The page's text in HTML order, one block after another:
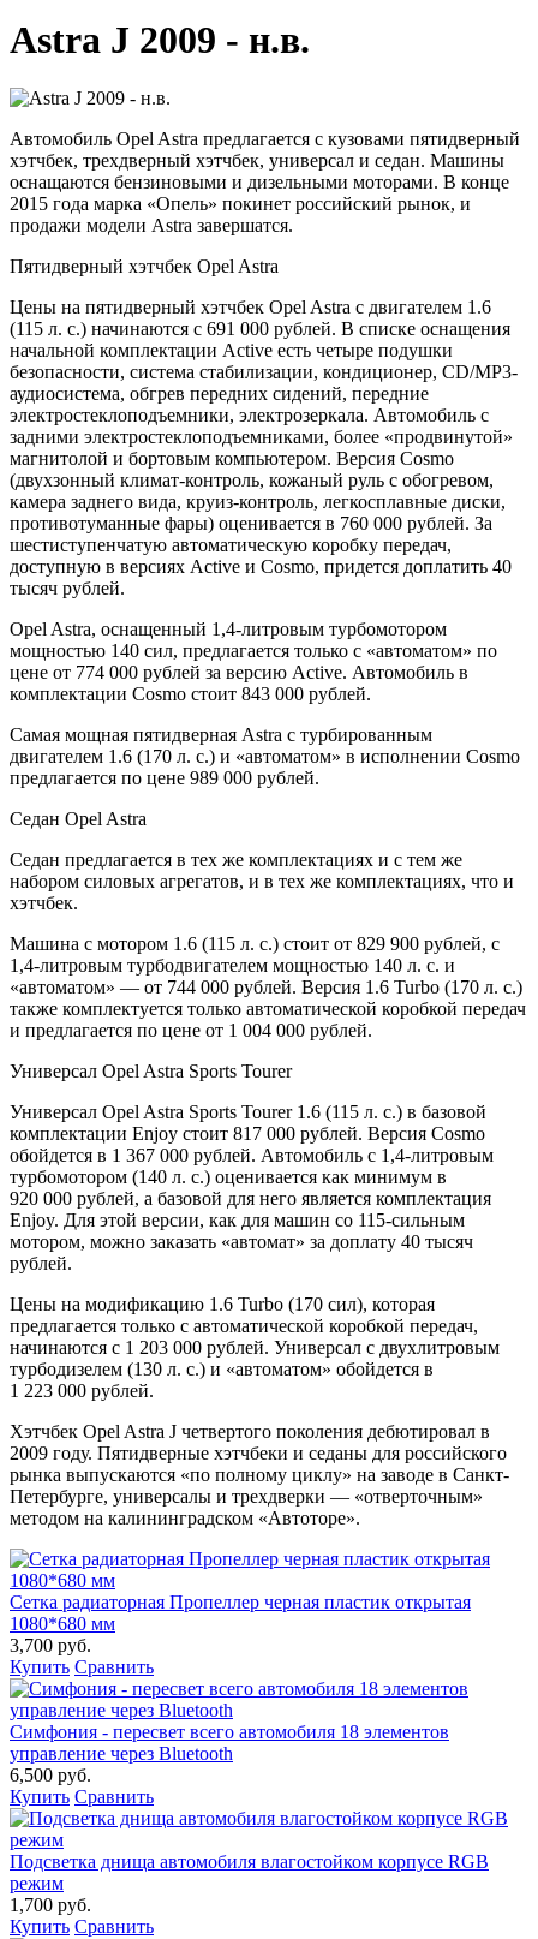
Astra J 2009 - н.в.
Автомобиль Opel Astra предлагается с кузовами пятидверный
хэтчбек, трехдверный хэтчбек, универсал и седан. Машины
оснащаются бензиновыми и дизельными моторами. В конце
2015 года марка «Опель» покинет российский рынок, и
продажи модели Astra завершатся.
Пятидверный хэтчбек Opel Astra
Цены на пятидверный хэтчбек Opel Astra с двигателем 1.6
(115 л. с.) начинаются с 691 000 рублей. В списке оснащения
начальной комплектации Active есть четыре подушки
безопасности, система стабилизации, кондиционер, CD/MP3-
аудиосистема, обгрев передних сидений, передние
электростеклоподъемники, электрозеркала. Автомобиль с
задними электростеклоподъемниками, более «продвинутой»
магнитолой и бортовым компьютером. Версия Cosmo
(двухзонный климат-контроль, кожаный руль с обогревом,
камера заднего вида, круиз-контроль, легкосплавные диски,
противотуманные фары) оценивается в 760 000 рублей. За
шестиступенчатую автоматическую коробку передач,
доступную в версиях Active и Cosmo, придется доплатить 40
тысяч рублей.
Opel Astra, оснащенный 1,4-литровым турбомотором
мощностью 140 сил, предлагается только с «автоматом» по
цене от 774 000 рублей за версию Active. Автомобиль в
комплектации Cosmo стоит 843 000 рублей.
Самая мощная пятидверная Astra с турбированным
двигателем 1.6 (170 л. с.) и «автоматом» в исполнении Cosmo
предлагается по цене 989 000 рублей.
Седан Opel Astra
Седан предлагается в тех же комплектациях и с тем же
набором силовых агрегатов, и в тех же комплектациях, что и
хэтчбек.
Машина с мотором 1.6 (115 л. с.) стоит от 829 900 рублей, с
1,4-литровым турбодвигателем мощностью 140 л. с. и
«автоматом» — от 744 000 рублей. Версия 1.6 Turbo (170 л. с.)
также комплектуется только автоматической коробкой передач
и предлагается по цене от 1 004 000 рублей.
Универсал Opel Astra Sports Tourer
Универсал Opel Astra Sports Tourer 1.6 (115 л. с.) в базовой
комплектации Enjoy стоит 817 000 рублей. Версия Cosmo
обойдется в 1 367 000 рублей. Автомобиль с 1,4-литровым
турбомотором (140 л. с.) оценивается как минимум в
920 000 рублей, а базовой для него является комплектация
Enjoy. Для этой версии, как для машин со 115-сильным
мотором, можно заказать «автомат» за доплату 40 тысяч
рублей.
Цены на модификацию 1.6 Turbo (170 сил), которая
предлагается только с автоматической коробкой передач,
начинаются с 1 203 000 рублей. Универсал с двухлитровым
турбодизелем (130 л. с.) и «автоматом» обойдется в
1 223 000 рублей.
Хэтчбек Opel Astra J четвертого поколения дебютировал в
2009 году. Пятидверные хэтчбеки и седаны для российского
рынка выпускаются «по полному циклу» на заводе в Санкт-
Петербурге, универсалы и трехдверки — «отверточным»
методом на калининградском «Автоторе».
Сетка радиаторная Пропеллер черная пластик открытая
1080*680 мм
3,700 руб.
Купить Сравнить
Симфония - пересвет всего автомобиля 18 элементов
управление через Bluetooth
6,500 руб.
Купить Сравнить
Подсветка днища автомобиля влагостойком корпусе RGB
режим
1,700 руб.
Купить Сравнить